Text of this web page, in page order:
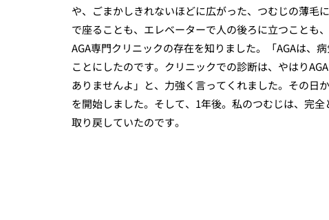
や、ごまかしきれないほどに広がった、つむじの薄毛
で座ることも、エレベーターで人の後ろに立つことも
AGA専門クリニックの存在を知りました。「AGAは、
ことにしたのです。クリニックでの診断は、やはり
ありませんよ」と、力強く言ってくれました。その日
を開始しました。そして、1年後。私のつむじは、完
取り戻していたのです。